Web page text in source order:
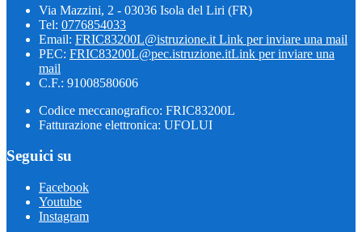
Via Mazzini, 2 - 03036 Isola del Liri (FR)
Tel: 0776854033
Email: FRIC83200L@istruzione.it Link per inviare una mail
PEC: FRIC83200L@pec.istruzione.itLink per inviare una
mail
C.F.: 91008580606
Codice meccanografico: FRIC83200L
Fatturazione elettronica: UFOLUI
Seguici su
Facebook
Youtube
Instagram